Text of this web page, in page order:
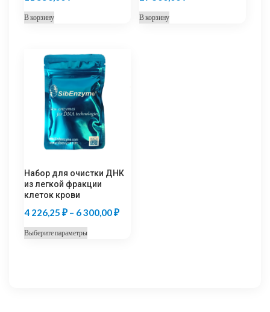
В корзину В корзину
Набор для очистки ДНК
из легкой фракции
клеток крови
4 226,25 ₽ – 6 300,00₽Диапазон
Выберите параметрыЭтот